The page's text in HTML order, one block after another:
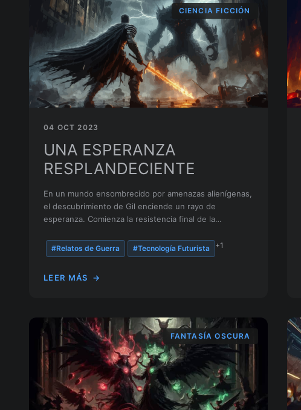
CIENCIA FICCIÓN
04 OCT 2023
UNA ESPERANZA
RESPLANDECIENTE
En un mundo ensombrecido por amenazas alienígenas,
el descubrimiento de Gil enciende un rayo de
esperanza. Comienza la resistencia final de la
obsidiana.
#Relatos de Guerra #Tecnología Futurista +1
LEER MÁS →
FANTASÍA OSCURA